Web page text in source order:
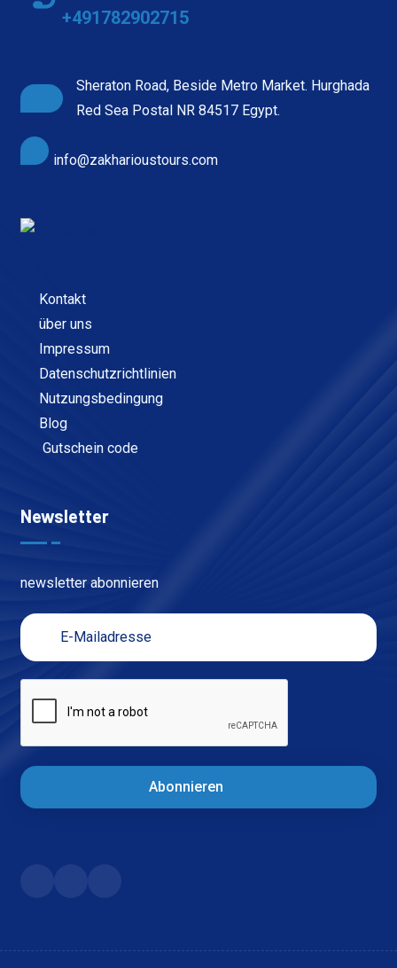
+491782902715
Sheraton Road, Beside Metro Market. Hurghada
Red Sea Postal NR 84517 Egypt.
info@zakharioustours.com
Kontakt
über uns
Impressum
Datenschutzrichtlinien
Nutzungsbedingung
Blog
Gutschein code
Newsletter
newsletter abonnieren
Abonnieren